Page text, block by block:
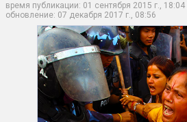
время публикации: 01 сентября 2015 г.,
обновление: 07 декабря 2017 г., 08:56